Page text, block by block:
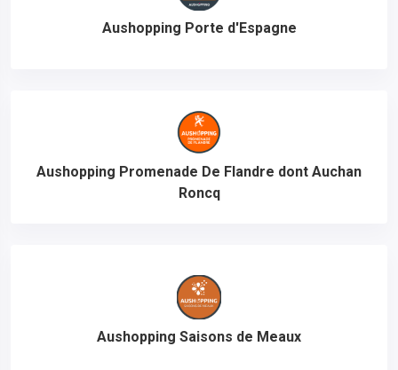
Aushopping Porte d'Espagne
Aushopping Promenade De Flandre dont Auchan
Roncq
Aushopping Saisons de Meaux